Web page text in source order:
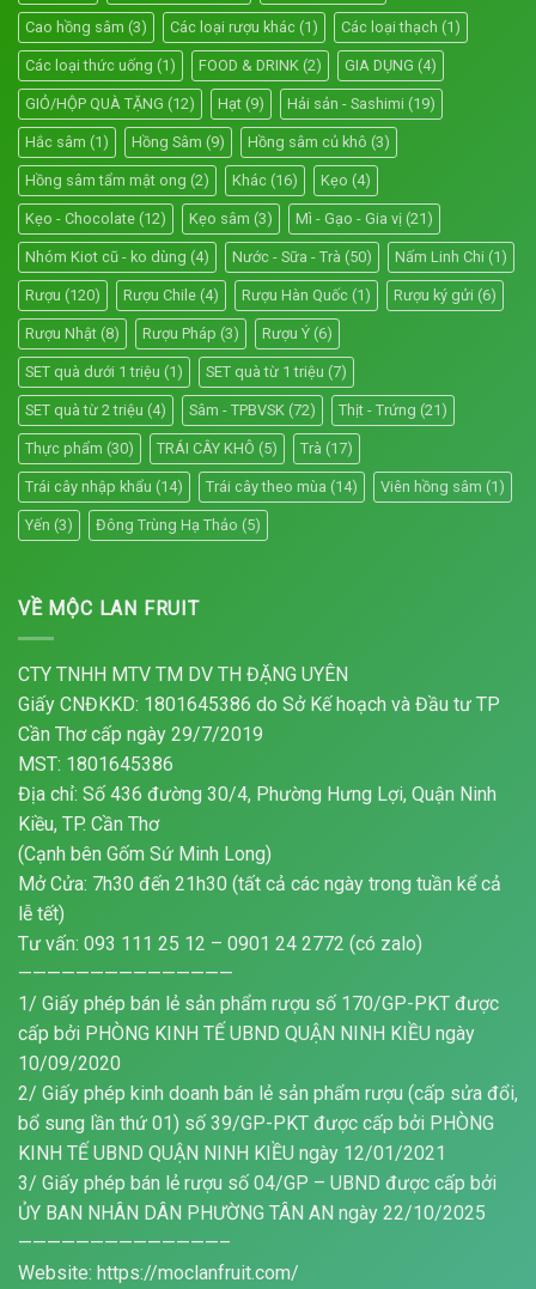
Cao hồng sâm (3) Các loại rượu khác (1) Các loại thạch (1)
Các loại thức uống (1) FOOD & DRINK (2) GIA DỤNG (4)
GIỎ/HỘP QUÀ TẶNG (12) Hạt (9) Hải sản - Sashimi (19)
Hắc sâm (1) Hồng Sâm (9) Hồng sâm củ khô (3)
Hồng sâm tẩm mật ong (2) Khác (16) Kẹo (4)
Kẹo - Chocolate (12) Kẹo sâm (3) Mì - Gạo - Gia vị (21)
Nhóm Kiot cũ - ko dùng (4) Nước - Sữa - Trà (50) Nấm Linh Chi (1)
Rượu (120) Rượu Chile (4) Rượu Hàn Quốc (1) Rượu ký gửi (6)
Rượu Nhật (8) Rượu Pháp (3) Rượu Ý (6)
SET quà dưới 1 triệu (1) SET quà từ 1 triệu (7)
SET quà từ 2 triệu (4) Sâm - TPBVSK (72) Thịt - Trứng (21)
Thực phẩm (30) TRÁI CÂY KHÔ (5) Trà (17)
Trái cây nhập khẩu (14) Trái cây theo mùa (14) Viên hồng sâm (1)
Yến (3) Đông Trùng Hạ Thảo (5)
VỀ MỘC LAN FRUIT
CTY TNHH MTV TM DV TH ĐẶNG UYÊN
Giấy CNĐKKD: 1801645386 do Sở Kế hoạch và Đầu tư TP
Cần Thơ cấp ngày 29/7/2019
MST: 1801645386
Địa chỉ: Số 436 đường 30/4, Phường Hưng Lợi, Quận Ninh
Kiều, TP. Cần Thơ
(Cạnh bên Gốm Sứ Minh Long)
Mở Cửa: 7h30 đến 21h30 (tất cả các ngày trong tuần kể cả
lễ tết)
Tư vấn: 093 111 25 12 – 0901 24 2772 (có zalo)
———————————————
1/ Giấy phép bán lẻ sản phẩm rượu số 170/GP-PKT được
cấp bởi PHÒNG KINH TẾ UBND QUẬN NINH KIỀU ngày
10/09/2020
2/ Giấy phép kinh doanh bán lẻ sản phẩm rượu (cấp sửa đổi,
bổ sung lần thứ 01) số 39/GP-PKT được cấp bởi PHÒNG
KINH TẾ UBND QUẬN NINH KIỀU ngày 12/01/2021
3/ Giấy phép bán lẻ rượu số 04/GP – UBND được cấp bởi
ỦY BAN NHÂN DÂN PHƯỜNG TÂN AN ngày 22/10/2025
——————————————–
Website: https://moclanfruit.com/